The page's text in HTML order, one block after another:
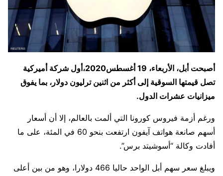
أصبحت أبل، الأربعاء، 19 أغسطس2020،أول شركة أميركية
تصل قيمتها السوقية إلى أكثر من اثنين ترليون دولار، بما يفوق
ميزانيات عشرات الدول.
ورغم أزمة فيروس كورونا التي ألمت بالعالم، إلا أن أسعار
أسهم صانعة هواتف آيفون ارتفعت بنحو 60 في المئة، على ما
أفادت وكالة “أسوشيتد برس”.
ويبلغ سعر سهم أبل الواحد حاليا 466 دولارا، وهو من بين أعلى